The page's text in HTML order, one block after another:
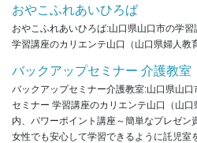
おやこふれあいひろば
おやこふれあいひろば:山口県山口市の学
学習講座のカリエンテ山口（山口県婦人教
バックアップセミナー 介護教室
バックアップセミナー介護教室:山口県山口
セミナー 学習講座のカリエンテ山口（山
内、パワーポイント講座～簡単なプレゼン
女性でも安心して学習できるように託児室